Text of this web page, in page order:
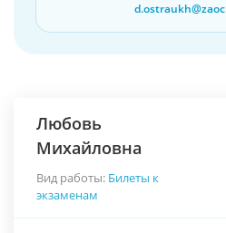
Любовь
Михайловна
Вид работы: Билеты к
экзаменам